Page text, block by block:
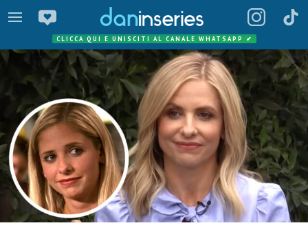
CLICCA QUI E UNISCITI AL CANALE WHATSAPP ✔